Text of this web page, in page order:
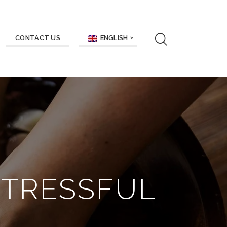
CONTACT US ENGLISH